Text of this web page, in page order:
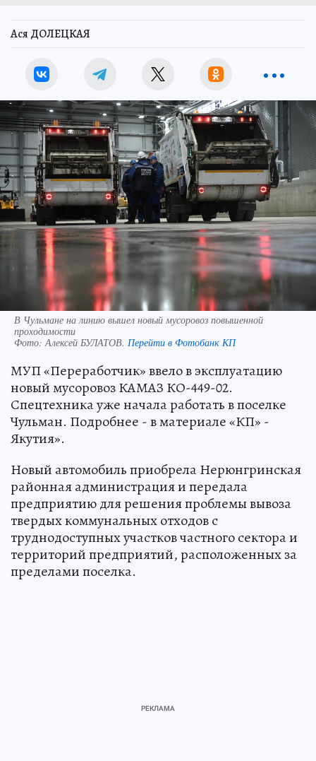
Ася ДОЛЕЦКАЯ
В Чульмане на линию вышел новый мусоровоз повышенной
проходимости
Фото:Алексей БУЛАТОВ. Перейти в Фотобанк КП
МУП «Переработчик» ввело в эксплуатацию
новый мусоровоз КАМАЗ КО-449-02.
Спецтехника уже начала работать в поселке
Чульман. Подробнее - в материале «КП» -
Якутия».
Новый автомобиль приобрела Нерюнгринская
районная администрация и передала
предприятию для решения проблемы вывоза
твердых коммунальных отходов с
труднодоступных участков частного сектора и
территорий предприятий, расположенных за
пределами поселка.